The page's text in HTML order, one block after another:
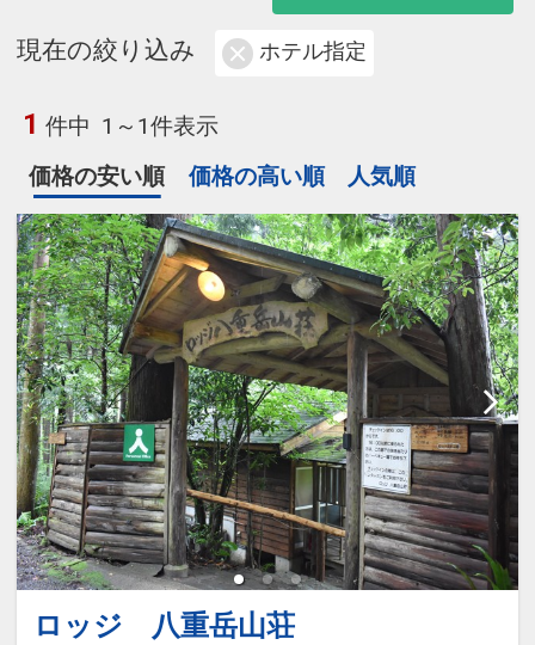
現在の絞り込み ホテル指定
1 件中 1～1件表示
価格の安い順
価格の高い順 人気順
ロッジ 八重岳山荘